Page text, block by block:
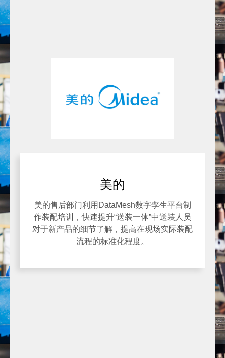
美的
美的售后部门利用DataMesh数字孪生平台制
作装配培训，快速提升“送装一体”中送装人员
对于新产品的细节了解，提高在现场实际装配
流程的标准化程度。